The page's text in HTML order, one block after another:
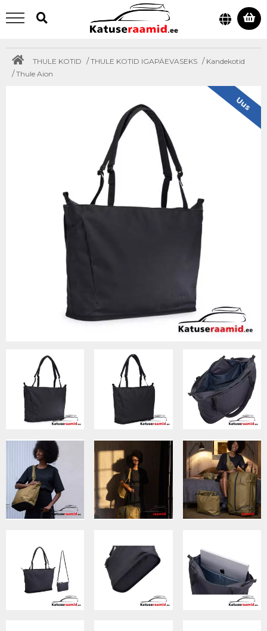
THULE KOTID /THULE KOTID IGAPÄEVASEKS / Kandekotid
/Thule Aion
Uus